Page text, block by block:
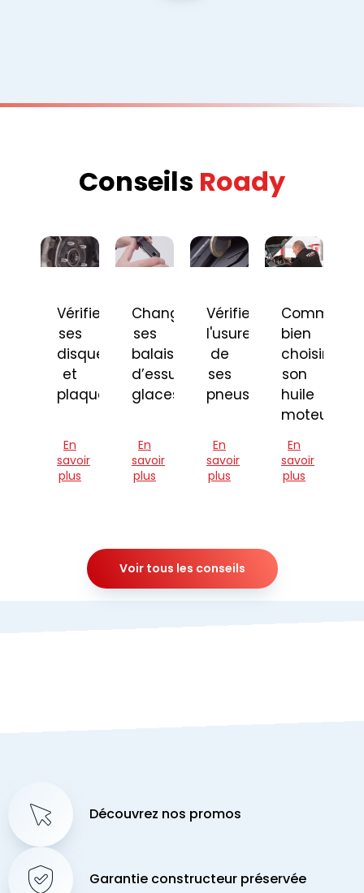
Conseils Roady
Vérifier
ses
disques
et
plaquettes
En
savoir
plus
Changer
ses
balais
d’essuie-
glaces
En
savoir
plus
Vérifier
l'usure
de
ses
pneus
En
savoir
plus
Comment
bien
choisir
son
huile
moteur
En
savoir
plus
Voir tous les conseils
Découvrez nos promos
Garantie constructeur préservée